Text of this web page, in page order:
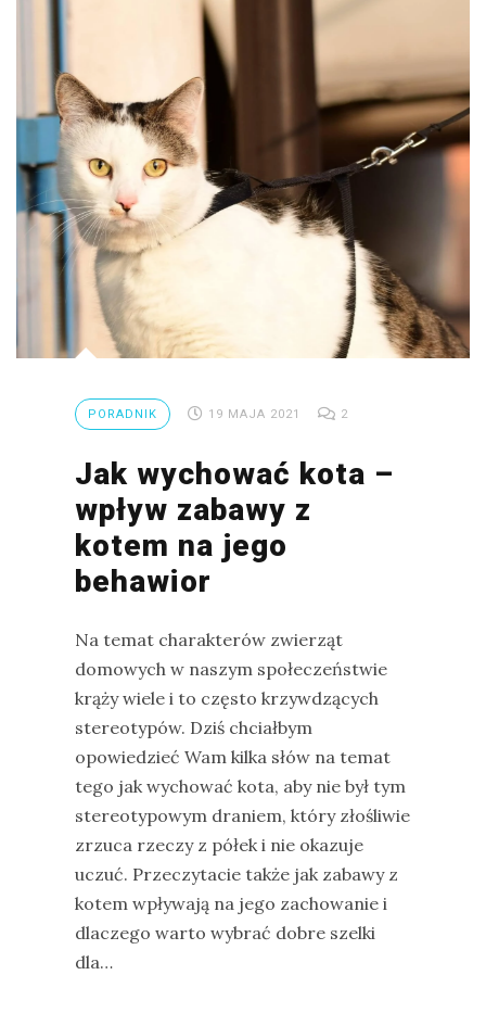
PORADNIK 19 MAJA 2021 2
Jak wychować kota –
wpływ zabawy z
kotem na jego
behawior
Na temat charakterów zwierząt
domowych w naszym społeczeństwie
krąży wiele i to często krzywdzących
stereotypów. Dziś chciałbym
opowiedzieć Wam kilka słów na temat
tego jak wychować kota, aby nie był tym
stereotypowym draniem, który złośliwie
zrzuca rzeczy z półek i nie okazuje
uczuć. Przeczytacie także jak zabawy z
kotem wpływają na jego zachowanie i
dlaczego warto wybrać dobre szelki
dla…